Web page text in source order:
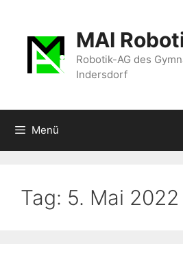
springen
MAI
Robotik-AG des
Indersdorf
Menü
Tag: 5. Mai 2022